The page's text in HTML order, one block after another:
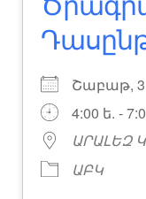
Շաբաթ,
4:00 ե. -
ԱՐԱԼԵԶ
ԱԲԿ